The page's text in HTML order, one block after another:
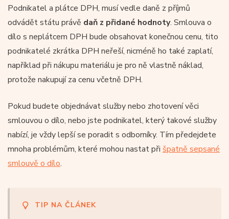
Podnikatel a plátce DPH, musí vedle daně z příjmů
odvádět státu právě daň z přidané hodnoty. Smlouva o
dílo s neplátcem DPH bude obsahovat konečnou cenu, tito
podnikatelé zkrátka DPH neřeší, nicméně ho také zaplatí,
například při nákupu materiálu je pro ně vlastně náklad,
protože nakupují za cenu včetně DPH.
Pokud budete objednávat služby nebo zhotovení věci
smlouvou o dílo, nebo jste podnikatel, který takové služby
nabízí, je vždy lepší se poradit s odborníky. Tím předejdete
mnoha problémům, které mohou nastat při špatně sepsané
smlouvě o dílo.
TIP NA ČLÁNEK